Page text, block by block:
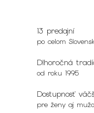
13 predajní
po celom
Dlhoročná
od roku 1995
Dostupnosť
pre ženy aj